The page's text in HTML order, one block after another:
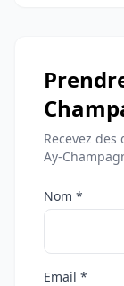
Recevez
Aÿ-
Nom *
Email *